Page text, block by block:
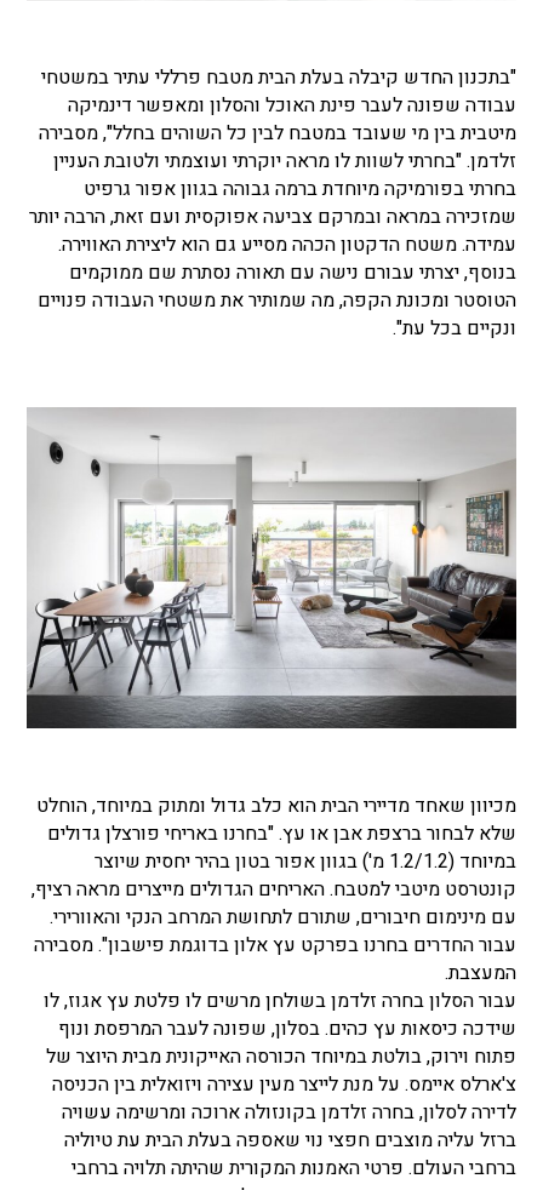
"בתכנון החדש קיבלה בעלת הבית מטבח פרללי עתיר במשטחי
עבודה שפונה לעבר פינת האוכל והסלון ומאפשר דינמיקה
מיטבית בין מי שעובד במטבח לבין כל השוהים בחלל", מסבירה
זלדמן. "בחרתי לשוות לו מראה יוקרתי ועוצמתי ולטובת העניין
בחרתי בפורמיקה מיוחדת ברמה גבוהה בגוון אפור גרפיט
שמזכירה במראה ובמרקם צביעה אפוקסית ועם זאת, הרבה יותר
עמידה. משטח הדקטון הכהה מסייע גם הוא ליצירת האווירה.
בנוסף, יצרתי עבורם נישה עם תאורה נסתרת שם ממוקמים
הטוסטר ומכונת הקפה, מה שמותיר את משטחי העבודה פנויים
ונקיים בכל עת".
מכיוון שאחד מדיירי הבית הוא כלב גדול ומתוק במיוחד, הוחלט
שלא לבחור ברצפת אבן או עץ. "בחרנו באריחי פורצלן גדולים
במיוחד (1.2/1.2 מ') בגוון אפור בטון בהיר יחסית שיוצר
קונטרסט מיטבי למטבח. האריחים הגדולים מייצרים מראה רציף,
עם מינימום חיבורים, שתורם לתחושת המרחב הנקי והאוורירי.
עבור החדרים בחרנו בפרקט עץ אלון בדוגמת פישבון". מסבירה
המעצבת.
עבור הסלון בחרה זלדמן בשולחן מרשים לו פלטת עץ אגוז, לו
שידכה כיסאות עץ כהים. בסלון, שפונה לעבר המרפסת ונוף
פתוח וירוק, בולטת במיוחד הכורסה האייקונית מבית היוצר של
צ'ארלס איימס. על מנת לייצר מעין עצירה ויזואלית בין הכניסה
לדירה לסלון, בחרה זלדמן בקונזולה ארוכה ומרשימה עשויה
ברזל עליה מוצבים חפצי נוי שאספה בעלת הבית עת טיוליה
ברחבי העולם. פרטי האמנות המקורית שהיתה תלויה ברחבי